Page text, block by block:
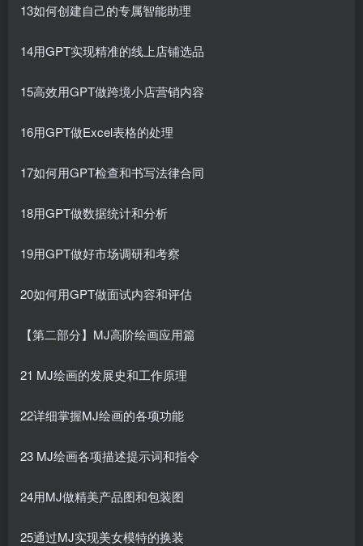
13如何创建自己的专属智能助理
14用GPT实现精准的线上店铺选品
15高效用GPT做跨境小店营销内容
16用GPT做Excel表格的处理
17如何用GPT检查和书写法律合同
18用GPT做数据统计和分析
19用GPT做好市场调研和考察
20如何用GPT做面试内容和评估
【第二部分】MJ高阶绘画应用篇
21 MJ绘画的发展史和工作原理
22详细掌握MJ绘画的各项功能
23 MJ绘画各项描述提示词和指令
24用MJ做精美产品图和包装图
25通过MJ实现美女模特的换装